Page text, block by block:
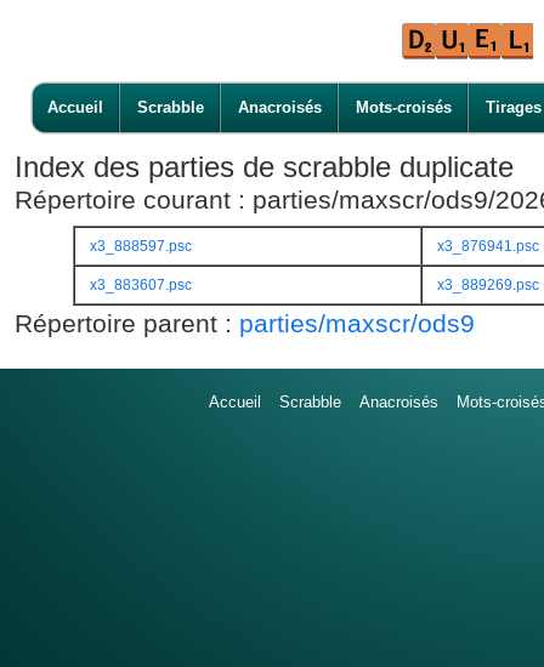
Accueil Scrabble Anacroisés Mots-croisés Tirages
Index des parties de scrabble duplicate
Répertoire courant : parties/maxscr/ods9/
x3_888597.psc x3_876941.psc
x3_883607.psc x3_889269.psc
Répertoire parent : parties/maxscr/ods9
Accueil Scrabble Anacroisés Mots-